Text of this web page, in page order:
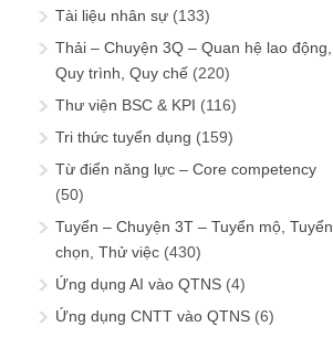
Tài liệu nhân sự (133)
Thải – Chuyện 3Q – Quan hệ lao động,
Quy trình, Quy chế (220)
Thư viện BSC & KPI (116)
Tri thức tuyển dụng (159)
Từ điển năng lực – Core competency
(50)
Tuyển – Chuyện 3T – Tuyển mộ, Tuyển
chọn, Thử việc (430)
Ứng dụng AI vào QTNS (4)
Ứng dụng CNTT vào QTNS (6)